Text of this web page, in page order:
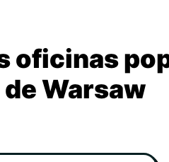
oficinas
Warsaw